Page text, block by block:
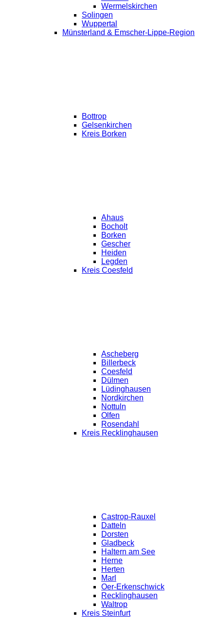
Wermelskirchen
Solingen
Wuppertal
Münsterland & Emscher-Lippe-Region
Bottrop
Gelsenkirchen
Kreis Borken
Ahaus
Bocholt
Borken
Gescher
Heiden
Legden
Kreis Coesfeld
Ascheberg
Billerbeck
Coesfeld
Dülmen
Lüdinghausen
Nordkirchen
Nottuln
Olfen
Rosendahl
Kreis Recklinghausen
Castrop-Rauxel
Datteln
Dorsten
Gladbeck
Haltern am See
Herne
Herten
Marl
Oer-Erkenschwick
Recklinghausen
Waltrop
Kreis Steinfurt